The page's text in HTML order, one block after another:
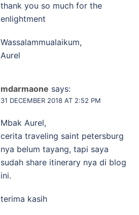
thank you so much for the
enlightment
Wassalammualaikum,
Aurel
mdarmaone says:
31 DECEMBER 2018 AT 2:52 PM
Mbak Aurel,
cerita traveling saint petersburg
nya belum tayang, tapi saya
sudah share itinerary nya di blog
ini.
terima kasih